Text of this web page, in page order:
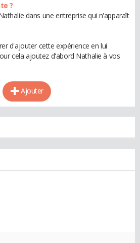
?
dans une entreprise qui n'apparaît
d'ajouter cette expérience en lui
cela ajoutez d'abord Nathalie à vos
Ajouter